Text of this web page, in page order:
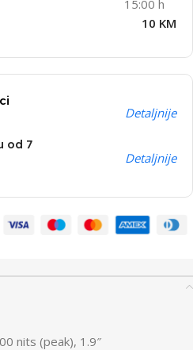
15:00 h
10 KM
Detaljnije
od 7
Detaljnije
nits (peak), 1.9″